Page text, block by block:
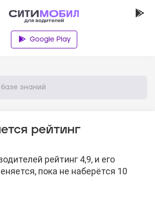
Google Play
рейтинг
рейтинг 4,9, и его
пока не наберётся 10